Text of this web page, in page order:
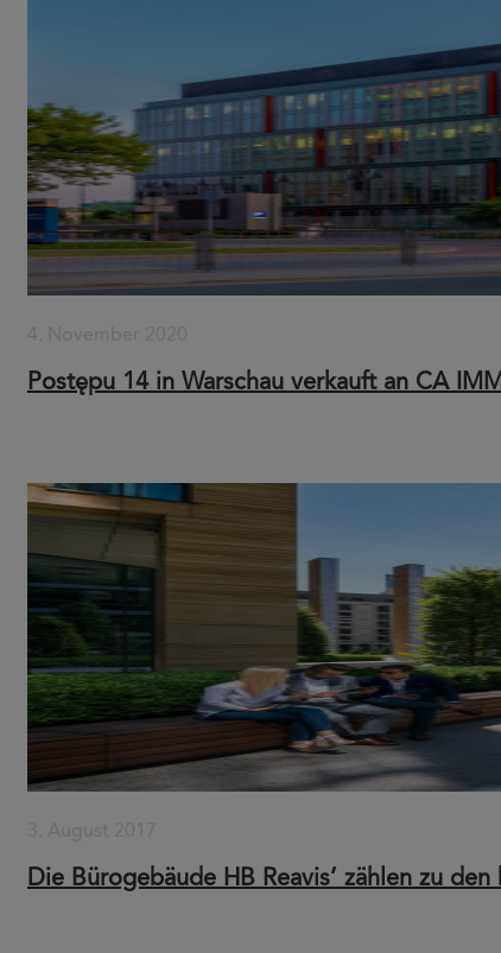
Postępu 14 in Warschau verkauft an CA
Die Bürogebäude HB Reavis’ zählen zu